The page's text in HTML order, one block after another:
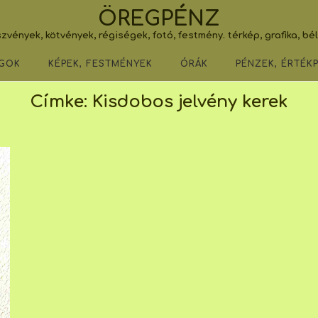
ÖREGPÉNZ
kötvények, régiségek, fotó, festmény. térkép, grafika,
KÉPEK, FESTMÉNYEK ÓRÁK PÉNZEK,
Címke: Kisdobos jelvény kerek